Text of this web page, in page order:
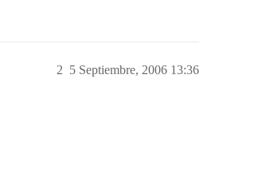
5 Septiembre, 2006 13:36
2